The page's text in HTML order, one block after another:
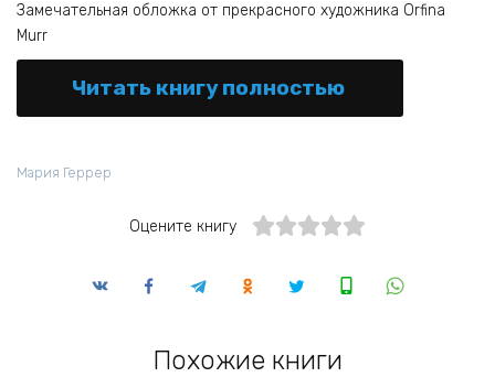
Замечательная обложка от прекрасного художника Orfina
Murr
Читать книгу полностью
Мария Геррер
Оцените книгу
Похожие книги